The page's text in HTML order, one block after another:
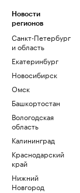
Новости
регионов
Санкт-Петербург
и область
Екатеринбург
Новосибирск
Омск
Башкортостан
Вологодская
область
Калининград
Краснодарский
край
Нижний
Новгород